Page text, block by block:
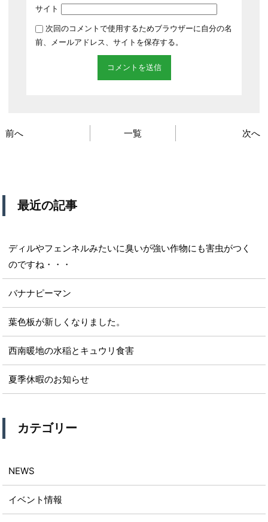
サイト
次回のコメントで使用するためブラウザーに自分の名
前、メールアドレス、サイトを保存する。
前へ 一覧 次へ
最近の記事
ディルやフェンネルみたいに臭いが強い作物にも害虫がつく
のですね・・・
バナナピーマン
葉色板が新しくなりました。
西南暖地の水稲とキュウリ食害
夏季休暇のお知らせ
カテゴリー
NEWS
イベント情報